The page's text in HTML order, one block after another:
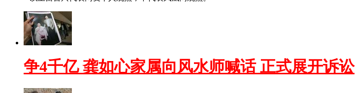
争4千亿 龚如心家属向风水师喊话 正式展开诉讼